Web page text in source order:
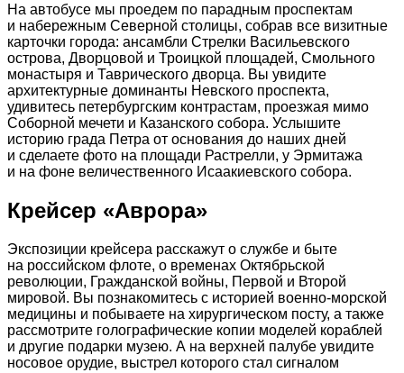
На автобусе мы проедем по парадным проспектам
и набережным Северной столицы, собрав все визитные
карточки города: ансамбли Стрелки Васильевского
острова, Дворцовой и Троицкой площадей, Смольного
монастыря и Таврического дворца. Вы увидите
архитектурные доминанты Невского проспекта,
удивитесь петербургским контрастам, проезжая мимо
Соборной мечети и Казанского собора. Услышите
историю града Петра от основания до наших дней
и сделаете фото на площади Растрелли, у Эрмитажа
и на фоне величественного Исаакиевского собора.
Крейсер «Аврора»
Экспозиции крейсера расскажут о службе и быте
на российском флоте, о временах Октябрьской
революции, Гражданской войны, Первой и Второй
мировой. Вы познакомитесь с историей военно-морской
медицины и побываете на хирургическом посту, а также
рассмотрите голографические копии моделей кораблей
и другие подарки музею. А на верхней палубе увидите
носовое орудие, выстрел которого стал сигналом